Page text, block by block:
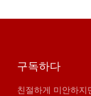
구독하다
친절하게 미안하지